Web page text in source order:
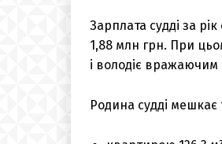
Зарплата судді за
1,88 млн грн. При
і володіє
Родина судді мешкає